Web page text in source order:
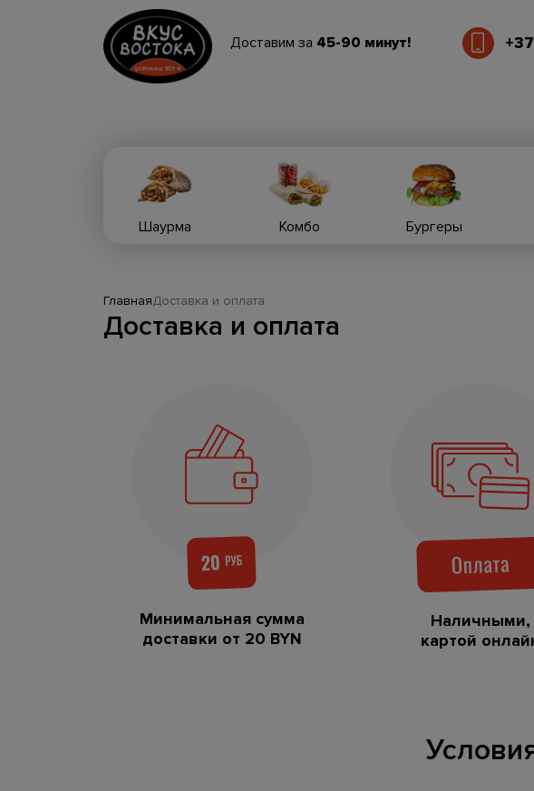
Доставим за 45-90 минут!
Шаурма Комбо Бургеры
ГлавнаяДоставка и оплата
Доставка и оплата
Минимальная сумма
доставки от 20 BYN
Наличными,
картой